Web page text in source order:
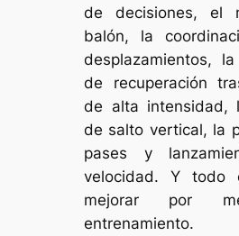
de decisiones, el
balón, la
desplazamientos,
de recuperación
de alta intensidad,
de salto vertical, la
pases y
velocidad. Y todo
mejorar por
entrenamiento.